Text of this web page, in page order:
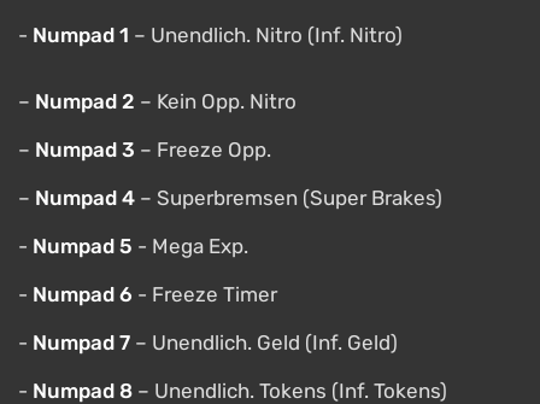
- Numpad 1 – Unendlich. Nitro (Inf. Nitro)
– Numpad 2 – Kein Opp. Nitro
– Numpad 3 – Freeze Opp.
– Numpad 4 – Superbremsen (Super Brakes)
- Numpad 5 - Mega Exp.
- Numpad 6 - Freeze Timer
- Numpad 7 – Unendlich. Geld (Inf. Geld)
- Numpad 8 – Unendlich. Tokens (Inf. Tokens)